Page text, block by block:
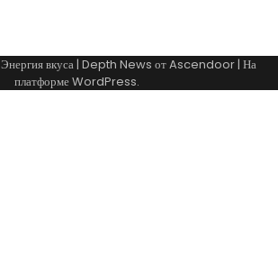
Энергия вкуса | Depth News отAscendoor | На
платформеWordPress.